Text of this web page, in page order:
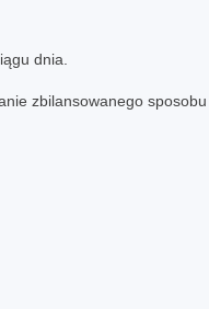
dnia.
zbilansowanego sposobu